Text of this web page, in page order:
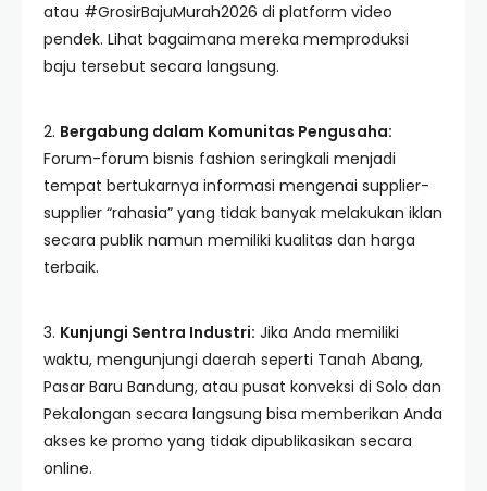
atau #GrosirBajuMurah2026 di platform video
pendek. Lihat bagaimana mereka memproduksi
baju tersebut secara langsung.
2. Bergabung dalam Komunitas Pengusaha:
Forum-forum bisnis fashion seringkali menjadi
tempat bertukarnya informasi mengenai supplier-
supplier “rahasia” yang tidak banyak melakukan iklan
secara publik namun memiliki kualitas dan harga
terbaik.
3. Kunjungi Sentra Industri: Jika Anda memiliki
waktu, mengunjungi daerah seperti Tanah Abang,
Pasar Baru Bandung, atau pusat konveksi di Solo dan
Pekalongan secara langsung bisa memberikan Anda
akses ke promo yang tidak dipublikasikan secara
online.